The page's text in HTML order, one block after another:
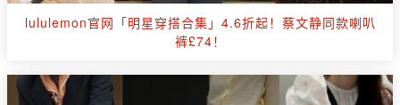
lululemon官网「明星穿搭合集」4.6折起！蔡文静同款喇叭
裤£74！